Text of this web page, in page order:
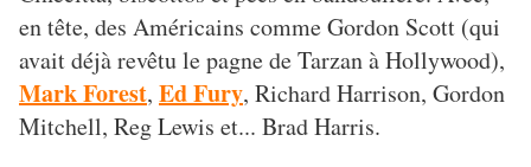
en tête, des Américains comme Gordon Scott (qui
avait déjà revêtu le pagne de Tarzan à Hollywood),
Mark Forest, Ed Fury, Richard Harrison, Gordon
Mitchell, Reg Lewis et... Brad Harris.